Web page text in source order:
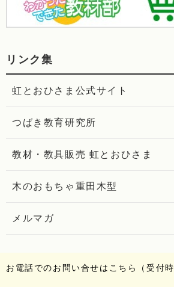
リンク集
虹とおひさま公式サイト
つばき教育研究所
教材・教具販売 虹とおひさま
木のおもちゃ重田木型
メルマガ
お電話でのお問い合せはこちら（受付